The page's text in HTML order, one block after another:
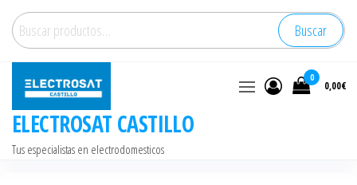
Saltar
contenido
Buscar
por:
Buscar
ELECTROSAT CASTILLO
Tus especialistas en electrodomesticos
0
0,00€